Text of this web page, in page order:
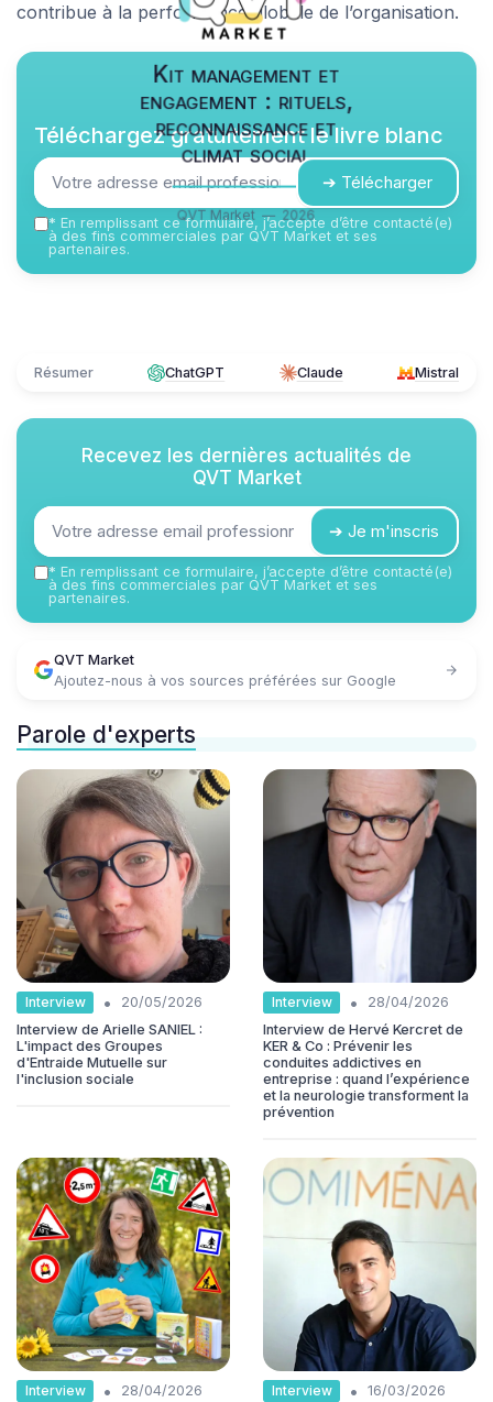
contribue à la performance globale de l’organisation.
Kit management et
engagement : rituels,
reconnaissance et
climat social
QVT Market — 2026
Téléchargez gratuitement le livre blanc
➔ Télécharger
* En remplissant ce formulaire, j’accepte d’être contacté(e)
à des fins commerciales par QVT Market et ses
partenaires.
Résumer ChatGPT Claude Mistral
Recevez les dernières actualités de
QVT Market
➔ Je m'inscris
* En remplissant ce formulaire, j’accepte d’être contacté(e)
à des fins commerciales par QVT Market et ses
partenaires.
QVT Market
Ajoutez-nous à vos sources préférées sur Google
Parole d'experts
Interview •
20/05/2026
Interview de Arielle SANIEL :
L'impact des Groupes
d'Entraide Mutuelle sur
l'inclusion sociale
Interview •
28/04/2026
Interview de Hervé Kercret de
KER & Co : Prévenir les
conduites addictives en
entreprise : quand l’expérience
et la neurologie transforment la
prévention
Interview • 28/04/2026 Interview • 16/03/2026